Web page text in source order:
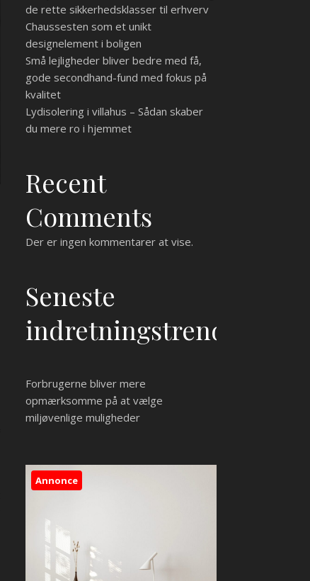
de rette sikkerhedsklasser til erhverv
Chaussesten som et unikt
designelement i boligen
Små lejligheder bliver bedre med få,
gode secondhand-fund med fokus på
kvalitet
Lydisolering i villahus – Sådan skaber
du mere ro i hjemmet
Recent
Comments
Der er ingen kommentarer at vise.
Seneste
indretningstrends
Forbrugerne bliver mere
opmærksomme på at vælge
miljøvenlige muligheder
Annonce